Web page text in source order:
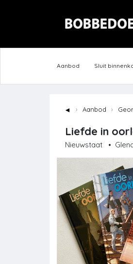
Aanbod Sluit
◄ Aanbod
Liefde in
Nieuwstaat •